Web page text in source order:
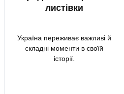
листівки
Україна переживає важливі й
складні моменти в своїй
історії.